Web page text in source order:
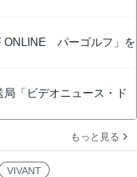
ONLINE パーゴルフ」を
「ビデオニュース・ド
もっと見る
VIVANT